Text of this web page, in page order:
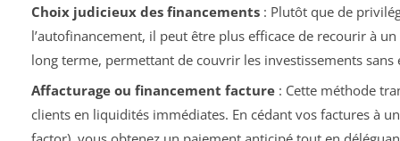
Choix judicieux des financements: Plutôt que de
l’autofinancement, il peut être plus efficace de recourir à
long terme, permettant de couvrir les investissements sans
Affacturage ou financement facture: Cette méthode
clients en liquidités immédiates. En cédant vos factures à